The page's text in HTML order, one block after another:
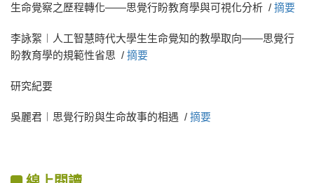
生命覺察之歷程轉化——思覺行盼教育學與可視化分析 / 摘要
李詠絮︱人工智慧時代大學生生命覺知的教學取向——思覺行
盼教育學的規範性省思 / 摘要
研究紀要
吳麗君︱思覺行盼與生命故事的相遇 / 摘要